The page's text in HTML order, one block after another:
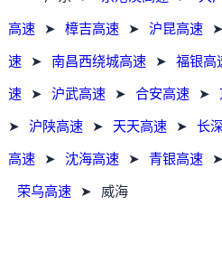
高速
➤ 樟吉高速 ➤ 沪昆高速 ➤
速
➤ 南昌西绕城高速 ➤ 福银高
速
➤ 沪武高速 ➤ 合安高速 ➤
➤ 沪陕高速 ➤ 天天高速 ➤ 长
高速
➤ 沈海高速 ➤ 青银高速 ➤
荣乌高速
➤ 威海